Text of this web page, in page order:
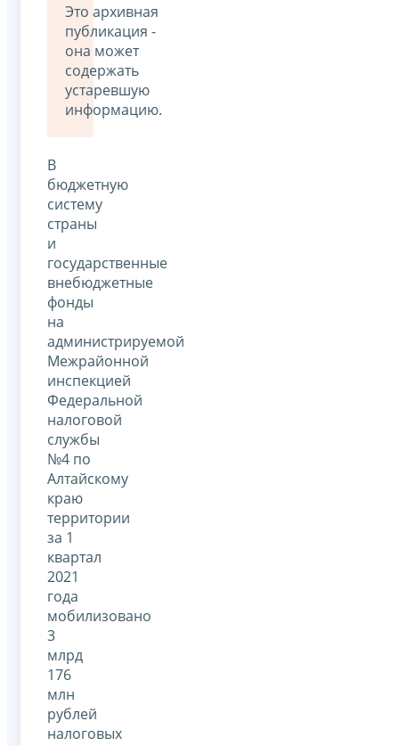
Это архивная
публикация -
она может
содержать
устаревшую
информацию.
В
бюджетную
систему
страны
и
государственные
внебюджетные
фонды
на
администрируемой
Межрайонной
инспекцией
Федеральной
налоговой
службы
№4 по
Алтайскому
краю
территории
за 1
квартал
2021
года
мобилизовано
3
млрд
176
млн
рублей
налоговых